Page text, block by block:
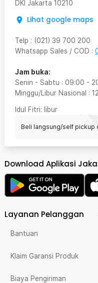
DKI Jakarta 10210
Lihat google maps
Telp : (021) 39 700 200
Whatsapp Sales / COD :
Jam buka:
Senin - Sabtu : 09:00 -
Minggu/Libur Nasional :
Idul Fitri: libur
Beli langsung/self pickup
Download Aplikasi
Layanan Pelanggan
Bantuan
Klaim Garansi Produk
Biaya Pengiriman